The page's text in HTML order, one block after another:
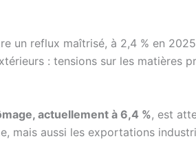
un reflux maîtrisé, à 2,4 % en
: tensions sur les matières
actuellement à 6,4 %, est
mais aussi les exportations